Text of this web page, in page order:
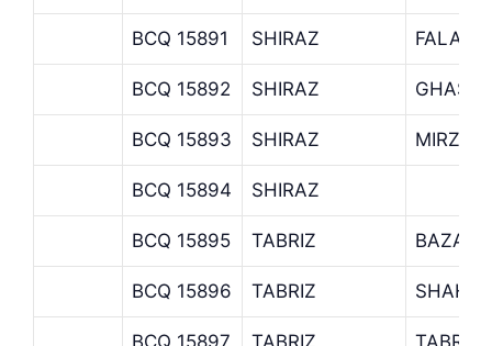
BCQ 15891 SHIRAZ FALAK-
BCQ 15892 SHIRAZ
BCQ 15893 SHIRAZ
BCQ 15894 SHIRAZ
BCQ 15895 TABRIZ BAZAR-
BCQ 15896 TABRIZ
BCQ 15897 TABRIZ TABRIZ